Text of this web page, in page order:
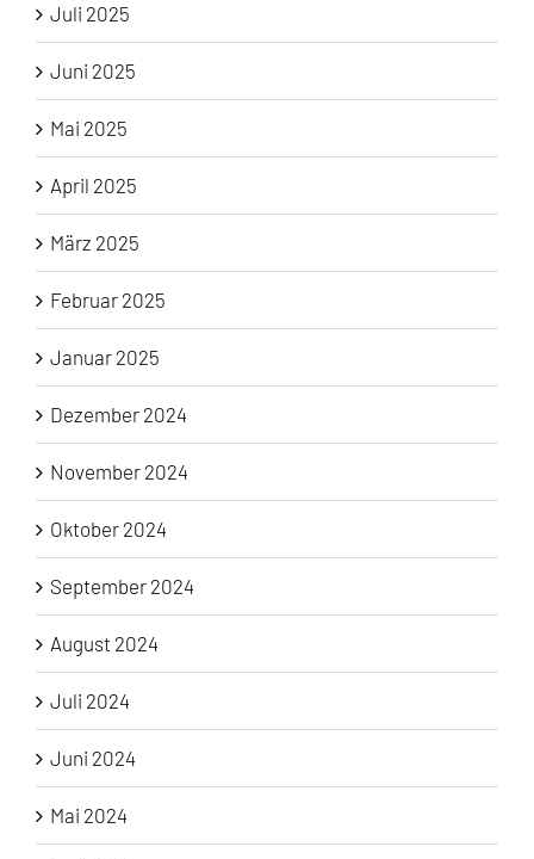
Juli 2025
Juni 2025
Mai 2025
April 2025
März 2025
Februar 2025
Januar 2025
Dezember 2024
November 2024
Oktober 2024
September 2024
August 2024
Juli 2024
Juni 2024
Mai 2024